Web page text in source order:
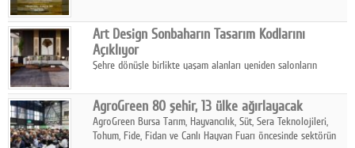
Art Design Sonbaharın Tasarım Kodlarını
Açıklıyor
Şehre dönüşle birlikte yaşam alanları yeniden salonların
sonbaharın tasarım kodlarını açıklıyor.
AgroGreen 80 şehir, 13 ülke ağırlayacak
AgroGreen Bursa Tarım, Hayvancılık, Süt, Sera Teknolojileri,
Tohum, Fide, Fidan ve Canlı Hayvan Fuarı öncesinde sektörün